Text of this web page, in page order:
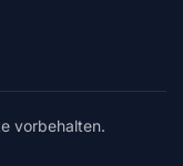
vorbehalten.